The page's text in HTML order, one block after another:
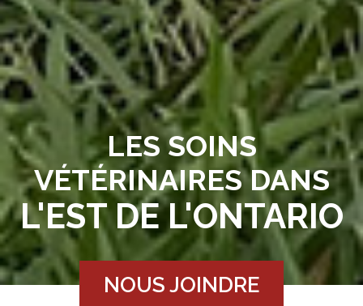
LES SOINS
VÉTÉRINAIRES DANS
L'EST DE L'ONTARIO
NOUS JOINDRE